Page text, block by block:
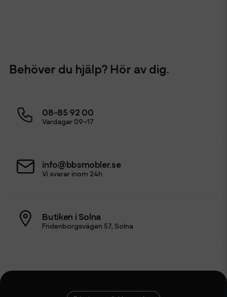
Behöver du hjälp? Hör av dig.
08-85 92 00
Vardagar 09–17
info@bbsmobler.se
Vi svarar inom 24h
Butiken i Solna
Fridenborgsvägen 57, Solna